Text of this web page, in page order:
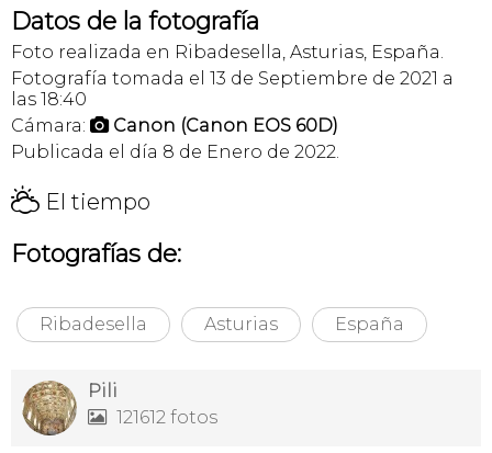
Datos de la fotografía
Foto realizada en Ribadesella, Asturias, España.
Fotografía tomada el 13 de Septiembre de 2021 a
las 18:40
Cámara:  Canon (Canon EOS 60D)
Publicada el día 8 de Enero de 2022.
H El tiempo
Fotografías de:
Ribadesella Asturias España
Pili
 121612 fotos